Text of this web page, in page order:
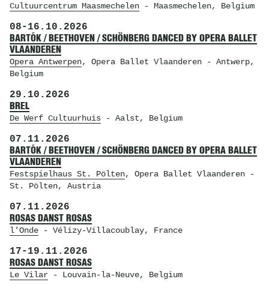
Cultuurcentrum Maasmechelen- Maasmechelen, Belgium
08- 16.10.2026
BARTÓK / BEETHOVEN / SCHÖNBERG DANCED BY OPERA BALLET
VLAANDEREN
Opera Antwerpen, Opera Ballet Vlaanderen- Antwerp,
Belgium
29.10.2026
BREL
De Werf Cultuurhuis- Aalst, Belgium
07.11.2026
BARTÓK / BEETHOVEN / SCHÖNBERG DANCED BY OPERA BALLET
VLAANDEREN
Festspielhaus St. Pölten, Opera Ballet Vlaanderen-
St. Pölten, Austria
07.11.2026
ROSAS DANST ROSAS
l'Onde- Vélizy-Villacoublay, France
17- 19.11.2026
ROSAS DANST ROSAS
Le Vilar- Louvain-la-Neuve, Belgium